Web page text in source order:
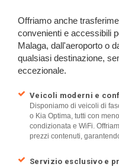
Offriamo anche
convenienti e accessibili
Malaga, dall'aeroporto o
qualsiasi destinazione,
eccezionale.
Veicoli moderni e
Disponiamo di veicoli di
o Kia Optima, tutti con
condizionata e WiFi.
prezzi contenuti,
Servizio esclusivo e